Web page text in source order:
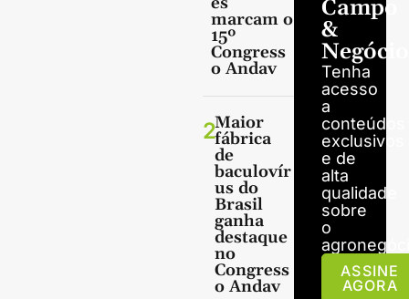
marcam o
15º
Congress
o Andav
2Maior
fábrica
de
baculovír
us do
Brasil
ganha
destaque
no
Congress
o Andav
Campo
&
Tenha
acesso
a
conteúdos
exclusivos
e de
alta
qualidade
sobre
o
ASSINE
AGORA